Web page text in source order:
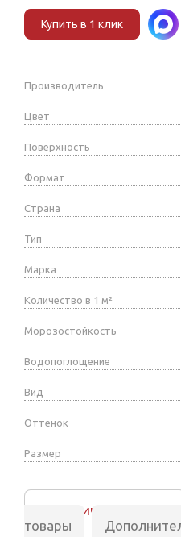
Купить в 1 клик
Производитель
Цвет
Поверхность
Формат
Страна
Тип
Марка
Количество в 1 м²
Морозостойкость
Водопоглощение
Вид
Оттенок
Размер
Аналогичные товары
товары